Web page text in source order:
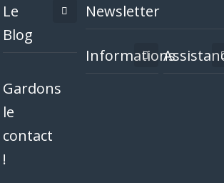
Le
Blog
Gardons
le
contact
!
Newsletter
Informations